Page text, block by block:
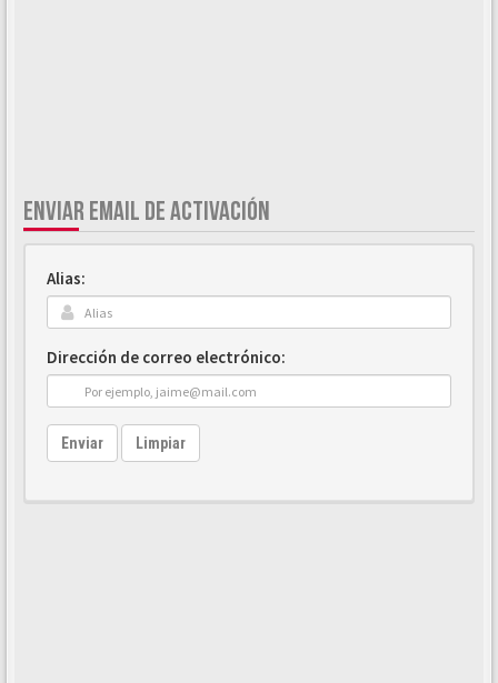
ENVIAR EMAIL DE ACTIVACIÓN
Alias:
Dirección de correo electrónico:
Enviar Limpiar